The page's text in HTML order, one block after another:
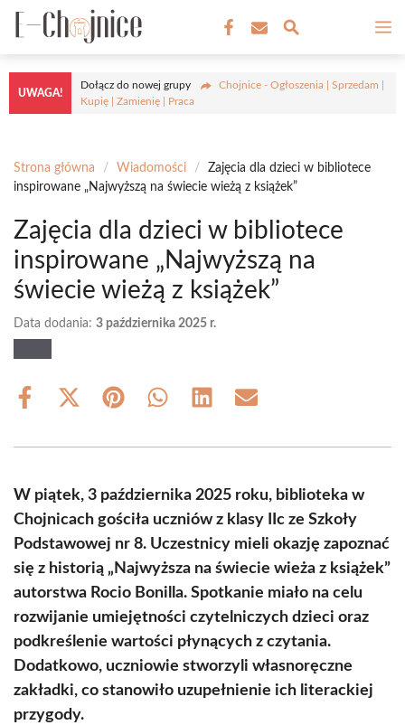
Przejdź
treści
UWAGA!
Dołącz do nowej grupy
Chojnice - Ogłoszenia | Sprzedam |
Kupię | Zamienię | Praca
Strona główna / Wiadomości /
Zajęcia dla dzieci w bibliotece
inspirowane „Najwyższą na świecie wieżą z książek”
Zajęcia dla dzieci w bibliotece
inspirowane „Najwyższą na
świecie wieżą z książek”
Data dodania: 3 października 2025 r.
Share
Share
(Twitter)
Share Share Share Share
W piątek, 3 października 2025 roku, biblioteka w
Chojnicach gościła uczniów z klasy IIc ze Szkoły
Podstawowej nr 8. Uczestnicy mieli okazję zapoznać
się z historią „Najwyższa na świecie wieża z książek”
autorstwa Rocio Bonilla. Spotkanie miało na celu
rozwijanie umiejętności czytelniczych dzieci oraz
podkreślenie wartości płynących z czytania.
Dodatkowo, uczniowie stworzyli własnoręczne
zakładki, co stanowiło uzupełnienie ich literackiej
przygody.